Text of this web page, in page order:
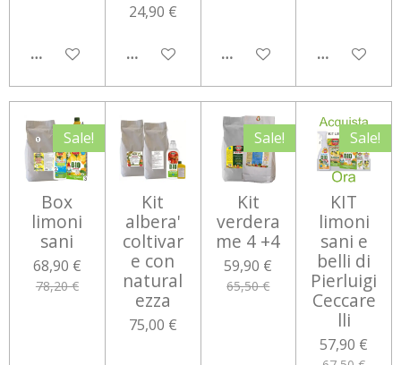
AGGIUNGI AL CARRELLO
24,90 €
AGGIUNGI AL CARRELLOAGGIUNGI AL CARRELLO
AGGIUNGI
Sale!
Box
limoni
sani
68,90 €
78,20 €
Kit
albera'
coltivar
e con
natural
ezza
75,00 €
Sale!
Kit
verdera
me 4 +4
59,90 €
65,50 €
Sale!
KIT
limoni
sani e
belli di
Pierluigi
Ceccare
lli
57,90 €